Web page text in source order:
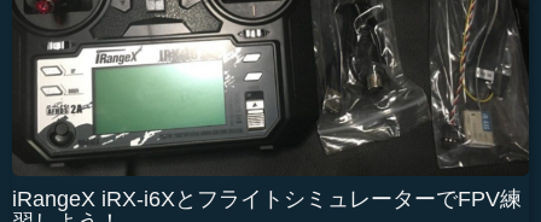
iRangeX iRX-i6XとフライトシミュレーターでFPV練